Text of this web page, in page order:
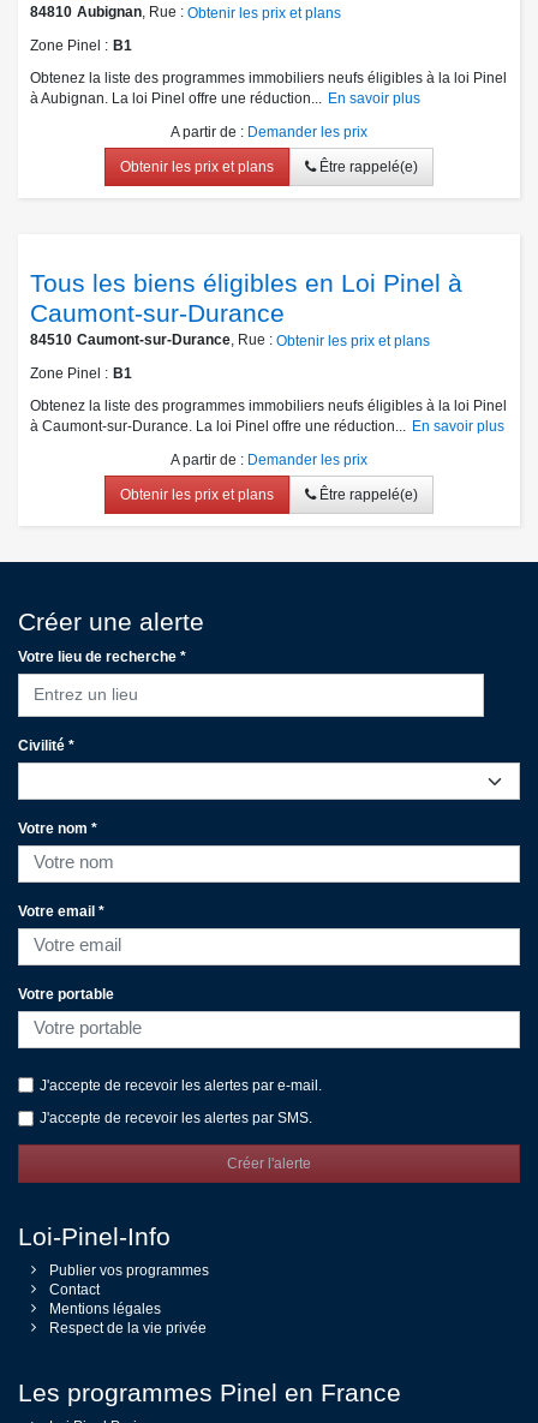
84810 Aubignan , Rue : Obtenir les prix et plans
Zone Pinel
B1
Obtenez la liste des programmes immobiliers neufs éligibles à la loi Pinel
à Aubignan. La loi Pinel offre une réduction...
En savoir plus
A partir de : Demander les prix
Obtenir les prix et plans Être rappelé(e)
Tous les biens éligibles en Loi Pinel à
Caumont-sur-Durance
84510 Caumont-sur-Durance , Rue : Obtenir les prix et plans
Zone Pinel
B1
Obtenez la liste des programmes immobiliers neufs éligibles à la loi Pinel
à Caumont-sur-Durance. La loi Pinel offre une réduction...
En savoir plus
A partir de : Demander les prix
Obtenir les prix et plans Être rappelé(e)
Créer une alerte
Votre lieu de recherche *
Entrez un lieu
Civilité *
Votre nom *
Votre email *
Votre portable
J'accepte de recevoir les alertes par e-mail.
J'accepte de recevoir les alertes par SMS.
Créer l'alerte
Loi-Pinel-Info
Publier vos programmes
Contact
Mentions légales
Respect de la vie privée
Les programmes Pinel en France